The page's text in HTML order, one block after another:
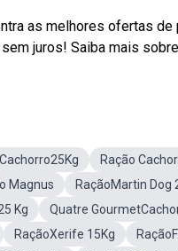
as melhores ofertas
juros! Saiba mais
Cachorro25Kg Ração
Magnus
RaçãoMartin Dog
Kg
Quatre
RaçãoXerife 15Kg